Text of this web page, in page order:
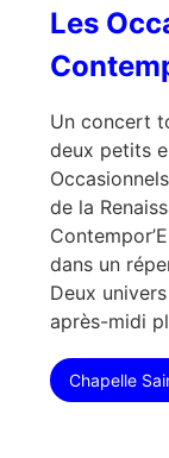
Les
Un concert
deux petits
de la
dans un
Deux
après-midi
Chapelle